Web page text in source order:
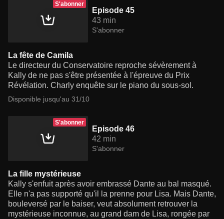
S'abonner
Episode 45
43 min
S'abonner
La fête de Camila
Le directeur du Conservatoire reproche sévèrement à
Kally de ne pas s'être présentée à l'épreuve du Prix
Révélation. Charly enquête sur le piano du sous-sol.
Disponible jusqu'au 31/10
S'abonner
Episode 46
42 min
S'abonner
La fille mystérieuse
Kally s'enfuit après avoir embrassé Dante au bal masqué.
Elle n'a pas supporté qu'il la prenne pour Lisa. Mais Dante,
bouleversé par le baiser, veut absolument retrouver la
mystérieuse inconnue, au grand dam de Lisa, rongée par